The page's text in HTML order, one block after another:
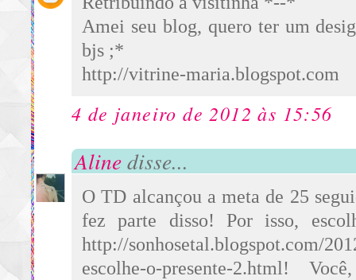
Amei seu blog, quero ter um
bjs ;*
http://vitrine-maria.blogspot.com
4 de janeiro de 2012 às 15:56
Alinedisse...
O TD alcançou a meta de 25
fez parte disso! Por isso,
http://sonhosetal.blogspot.com/
escolhe-o-presente-2.html!